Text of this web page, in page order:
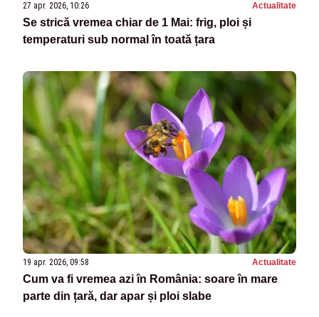
27 apr. 2026, 10:26 Actualitate
Se strică vremea chiar de 1 Mai: frig, ploi și
temperaturi sub normal în toată țara
19 apr. 2026, 09:58 Actualitate
Cum va fi vremea azi în România: soare în mare
parte din țară, dar apar și ploi slabe